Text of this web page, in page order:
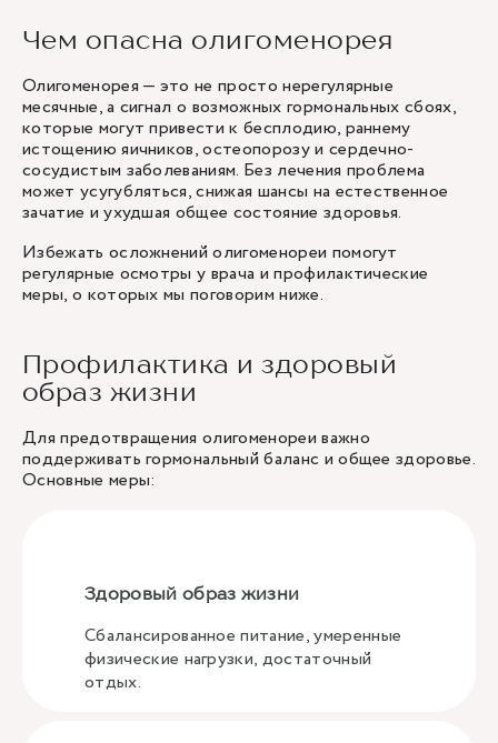
Чем опасна олигоменорея
Олигоменорея — это не просто нерегулярные
месячные, а сигнал о возможных гормональных сбоях,
которые могут привести к бесплодию, раннему
истощению яичников, остеопорозу и сердечно-
сосудистым заболеваниям. Без лечения проблема
может усугубляться, снижая шансы на естественное
зачатие и ухудшая общее состояние здоровья.
Избежать осложнений олигоменореи помогут
регулярные осмотры у врача и профилактические
меры, о которых мы поговорим ниже.
Профилактика и здоровый
образ жизни
Для предотвращения олигоменореи важно
поддерживать гормональный баланс и общее здоровье.
Основные меры:
Здоровый образ жизни
Сбалансированное питание, умеренные
физические нагрузки, достаточный
отдых.